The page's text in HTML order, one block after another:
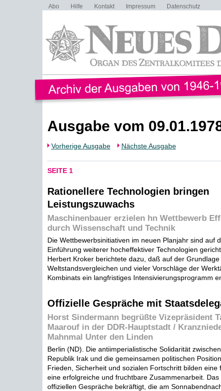
Abo Hilfe Kontakt Impressum Datenschutz
Ausgabe vom
Vorherige Ausgabe Nächste Ausgabe
SEITE 1
Rationellere Technologien bringen
Leistungszuwachs
Maschinenbauer erzielen hn Wettbewerb
durch Wissenschaft und Technik
Die Wettbewerbsinitiativen im neuen Planjahr sind auf
Einführung weiterer hocheffektiver Technologien
Herbert Kroker berichtete dazu, daß auf der Grundlage
Weltstandsvergleichen und vieler Vorschläge der
Kombinats ein langfristiges Intensivierungsprogramm
Offizielle Gespräche mit
Horst Sindermann begrüßte Vizepräsident
Maarouf in der DDR-Hauptstadt /
Mahnmal Unter den Linden
Berlin (ND). Die antiimperialistische Solidarität
Republik Irak und die gemeinsamen politischen
Frieden, Sicherheit und sozialen Fortschritt bilden eine
eine erfolgreiche und fruchtbare Zusammenarbeit.
offiziellen Gespräche bekräftigt, die am